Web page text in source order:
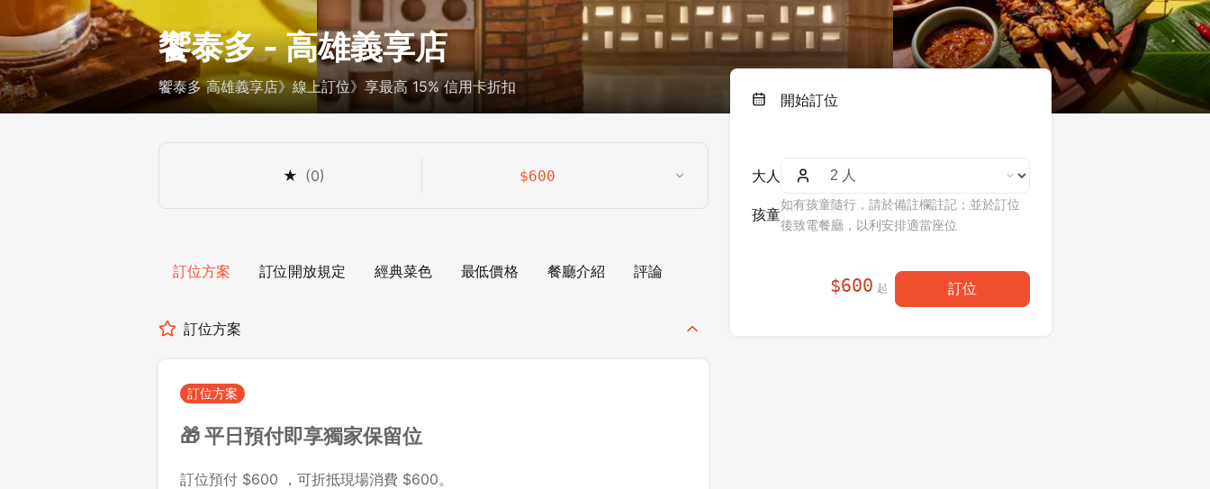
饗泰多 - 高雄義享店
饗泰多 高雄義享店》線上訂位》享最高 15% 信用卡折扣
★ (0) $600
訂位方案 訂位開放規定 經典菜色 最低價格 餐廳介紹 評論
訂位方案
訂位方案
🎁 平日預付即享獨家保留位
訂位預付 $600 ，可折抵現場消費 $600。
開始訂位
大人
孩童
如有孩童隨行，請於備註欄註記；並於訂位
後致電餐廳，以利安排適當座位
$600 起 訂位